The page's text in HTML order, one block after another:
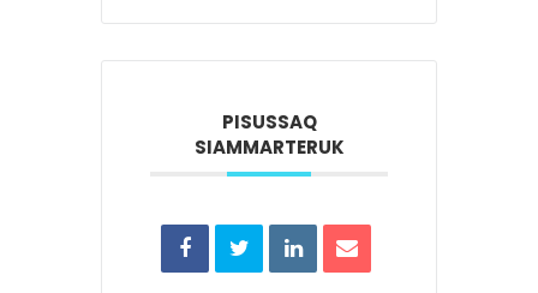
PISUSSAQ
SIAMMARTERUK